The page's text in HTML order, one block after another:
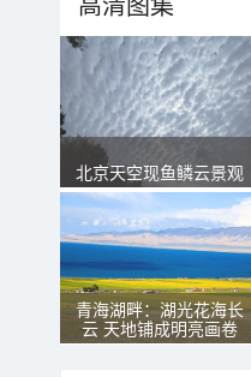
高清图集
北京天空现鱼鳞云景观
青海湖畔：湖光花海长
云 天地铺成明亮画卷